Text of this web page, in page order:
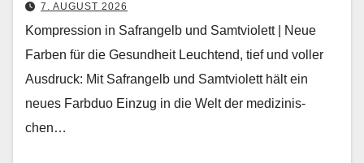
7. AUGUST 2026
Kompression in Safrangelb und Samtviolett | Neue
Farben für die Gesundheit Leuch­t­end, tief und voller
Aus­druck: Mit Safrangelb und Samtvi­o­lett hält ein
neues Farb­duo Einzug in die Welt der medi­zinis­
chen…